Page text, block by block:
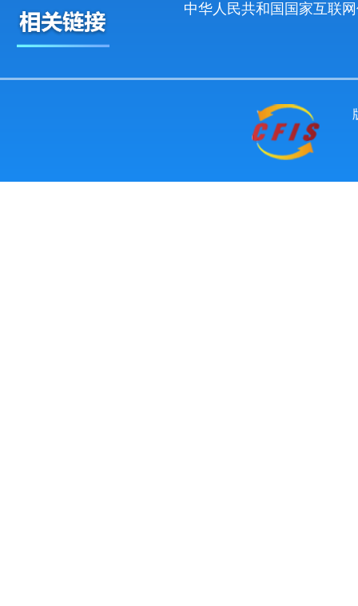
中华人民共和国国家互联